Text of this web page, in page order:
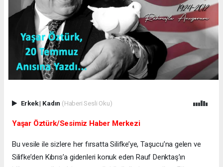
Erkek| Kadın (Haberi Sesli Oku)
Yaşar Öztürk/Sesimiz Haber Merkezi
Bu vesile ile sizlere her fırsatta Silifke’ye, Taşucu’na gelen ve
Silifke’den Kıbrıs’a gidenleri konuk eden Rauf Denktaş’ın